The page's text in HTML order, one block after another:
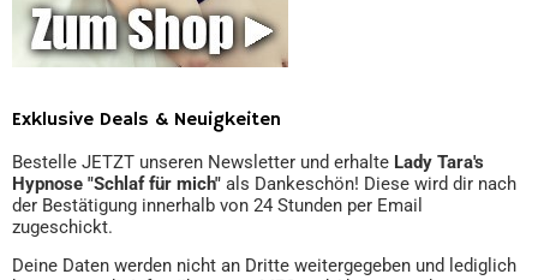
Exklusive Deals & Neuigkeiten
Bestelle JETZT unseren Newsletter und erhalte Lady Tara's
Hypnose "Schlaf für mich" als Dankeschön! Diese wird dir nach
der Bestätigung innerhalb von 24 Stunden per Email
zugeschickt.
Deine Daten werden nicht an Dritte weitergegeben und lediglich